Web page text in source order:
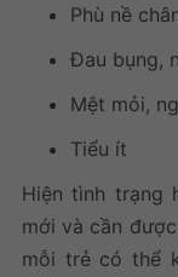
Phù nề
Đau bụng,
Mệt mỏi,
Tiểu ít
Hiện tình trạng
mới và cần
mỗi trẻ có thể